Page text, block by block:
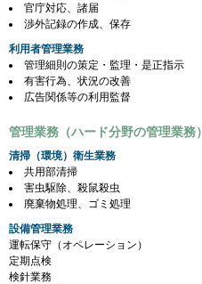
官庁対応、諸届
渉外記録の作成、保存
利用者管理業務
管理細則の策定・監理・是正指示
有害行為、状況の改善
広告関係等の利用監督
管理業務（ハード分野の管理業務）
清掃（環境）衛生業務
共用部清掃
害虫駆除、殺鼠殺虫
廃棄物処理、ゴミ処理
設備管理業務
運転保守（オペレーション）
定期点検
検針業務